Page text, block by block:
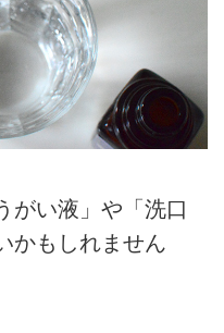
がい液」や「洗口
かもしれません